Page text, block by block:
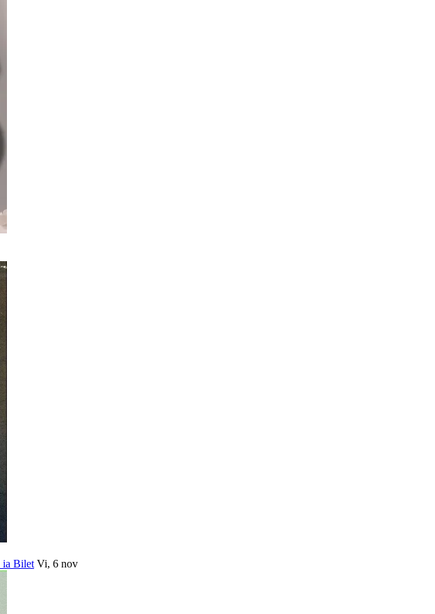
ia Bilet Vi, 6 nov